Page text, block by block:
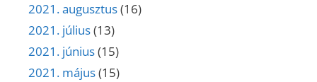
2021. augusztus(16)
2021. július(13)
2021. június(15)
2021. május(15)